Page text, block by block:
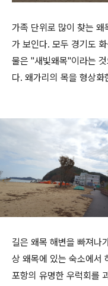
가족 단위로 많이 찾는
가 보인다. 모두 경기도
물은 "새빛왜목"이라는
다. 왜가리의 목을 형상화
길은 왜목 해변을 빠져나
상 왜목에 있는 숙소에서
포항의 유명한 우럭회를